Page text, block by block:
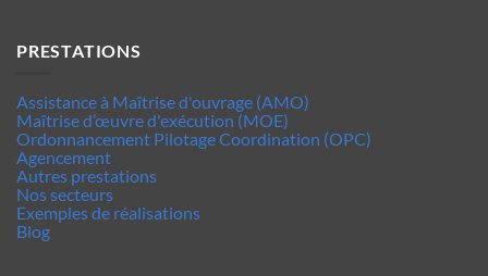
PRESTATIONS
Assistance à Maîtrise d'ouvrage (AMO)
Maîtrise d’œuvre d'exécution (MOE)
Ordonnancement Pilotage Coordination (OPC)
Agencement
Autres prestations
Nos secteurs
Exemples de réalisations
Blog